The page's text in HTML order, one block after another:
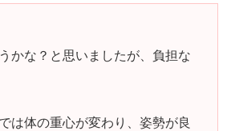
かな？と思いましたが、負担な
は体の重心が変わり、姿勢が良